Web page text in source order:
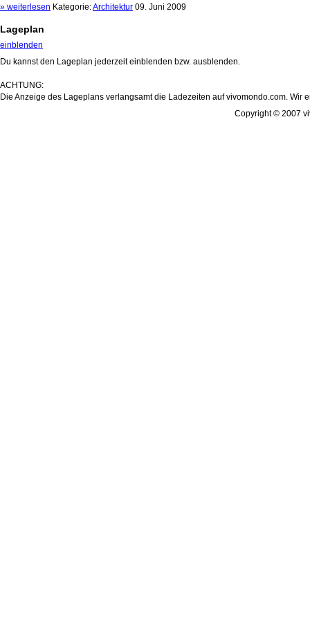
» weiterlesen Kategorie:Architektur 09. Juni 2009
Lageplan
einblenden
Du kannst den Lageplan jederzeit einblenden bzw. ausblenden.
ACHTUNG:
Die Anzeige des Lageplans verlangsamt die Ladezeiten auf vivomondo.com.
Copyright © 2007